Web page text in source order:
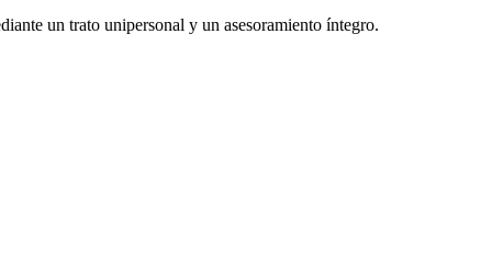
un trato unipersonal y un asesoramiento íntegro.